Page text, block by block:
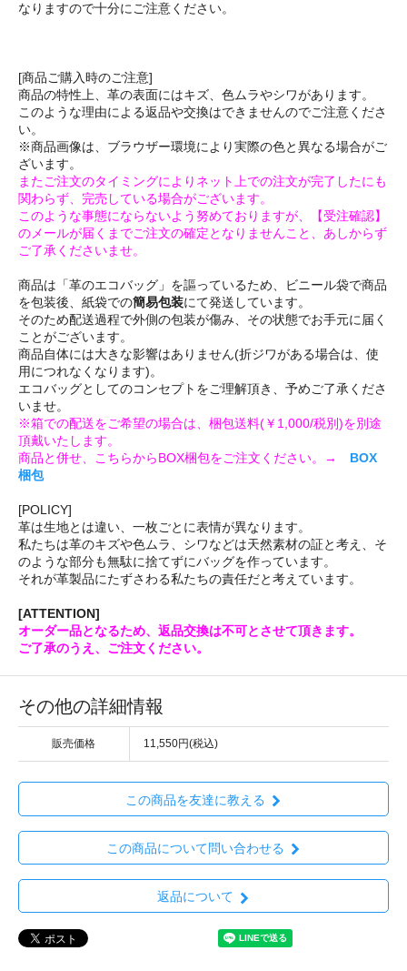
なりますので十分にご注意ください。
[商品ご購入時のご注意]
商品の特性上、革の表面にはキズ、色ムラやシワがあります。
このような理由による返品や交換はできませんのでご注意くださ
い。
※商品画像は、ブラウザー環境により実際の色と異なる場合がご
ざいます。
またご注文のタイミングによりネット上での注文が完了したにも
関わらず、完売している場合がございます。
このような事態にならないよう努めておりますが、【受注確認】
のメールが届くまでご注文の確定となりませんこと、あしからず
ご了承くださいませ。
商品は「革のエコバッグ」を謳っているため、ビニール袋で商品
を包装後、紙袋での簡易包装にて発送しています。
そのため配送過程で外側の包装が傷み、その状態でお手元に届く
ことがございます。
商品自体には大きな影響はありません(折ジワがある場合は、使
用につれなくなります)。
エコバッグとしてのコンセプトをご理解頂き、予めご了承くださ
いませ。
※箱での配送をご希望の場合は、梱包送料(￥1,000/税別)を別途
頂戴いたします。
商品と併せ、こちらからBOX梱包をご注文ください。→ BOX
梱包
[POLICY]
革は生地とは違い、一枚ごとに表情が異なります。
私たちは革のキズや色ムラ、シワなどは天然素材の証と考え、そ
のような部分も無駄に捨てずにバッグを作っています。
それが革製品にたずさわる私たちの責任だと考えています。
[ATTENTION]
オーダー品となるため、返品交換は不可とさせて頂きます。
ご了承のうえ、ご注文ください。
その他の詳細情報
販売価格 11,550円(税込)
この商品を友達に教える
この商品について問い合わせる
返品について